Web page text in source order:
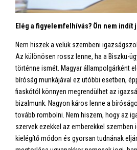
Elég a figyelemfelhívás? Ön nem indít
Nem hiszek a velük szembeni
Az különösen rossz lenne, ha a Biszku-
történne ismét. Magyar állampolgárként
bíróság munkájával ez utóbbi esetben,
fiaskótól könnyen megrendülhet az
bizalmunk. Nagyon káros lenne a
tovább rombolni. Nem hiszem, hogy az
szervek ezekkel az emberekkel szemben
kielégítő módon és gyorsan tudnának